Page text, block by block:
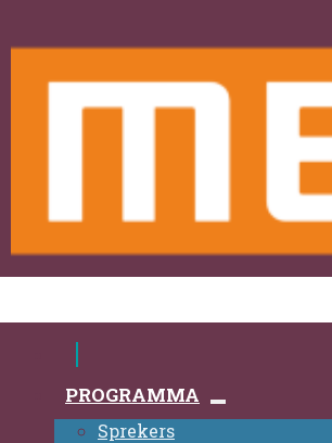
PROGRAMMA
Sprekers